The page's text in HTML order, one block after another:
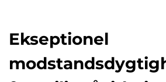
Ekseptionel